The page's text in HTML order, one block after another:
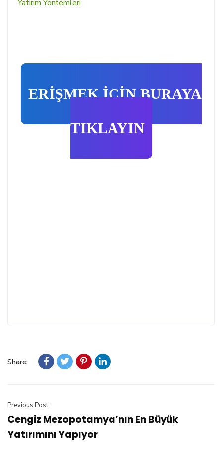
Yatırım Yöntemleri
ERİŞMEK İÇİN BURAYA
TIKLAYIN
Share:
Previous Post
Cengiz Mezopotamya’nın En Büyük
Yatırımını Yapıyor